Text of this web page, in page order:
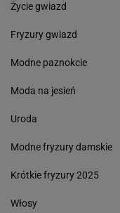
Życie gwiazd
Fryzury gwiazd
Modne paznokcie
Moda na jesień
Uroda
Modne fryzury damskie
Krótkie fryzury 2025
Włosy